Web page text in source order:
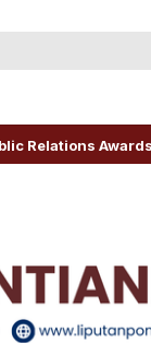
2026